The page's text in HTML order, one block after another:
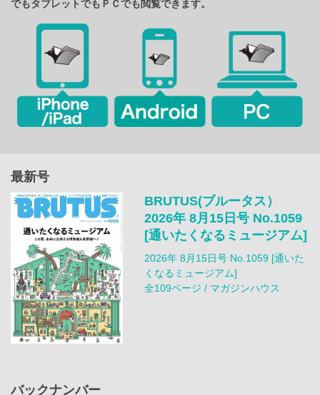
でもタブレットでもＰＣでも閲覧できます。
最新号
BRUTUS(ブルータス）
2026年 8月15日号 No.1059
[通いたくなるミュージアム]
2026年 8月15日号 No.1059 [通いた
くなるミュージアム]
全109ページ / マガジンハウス
バックナンバー